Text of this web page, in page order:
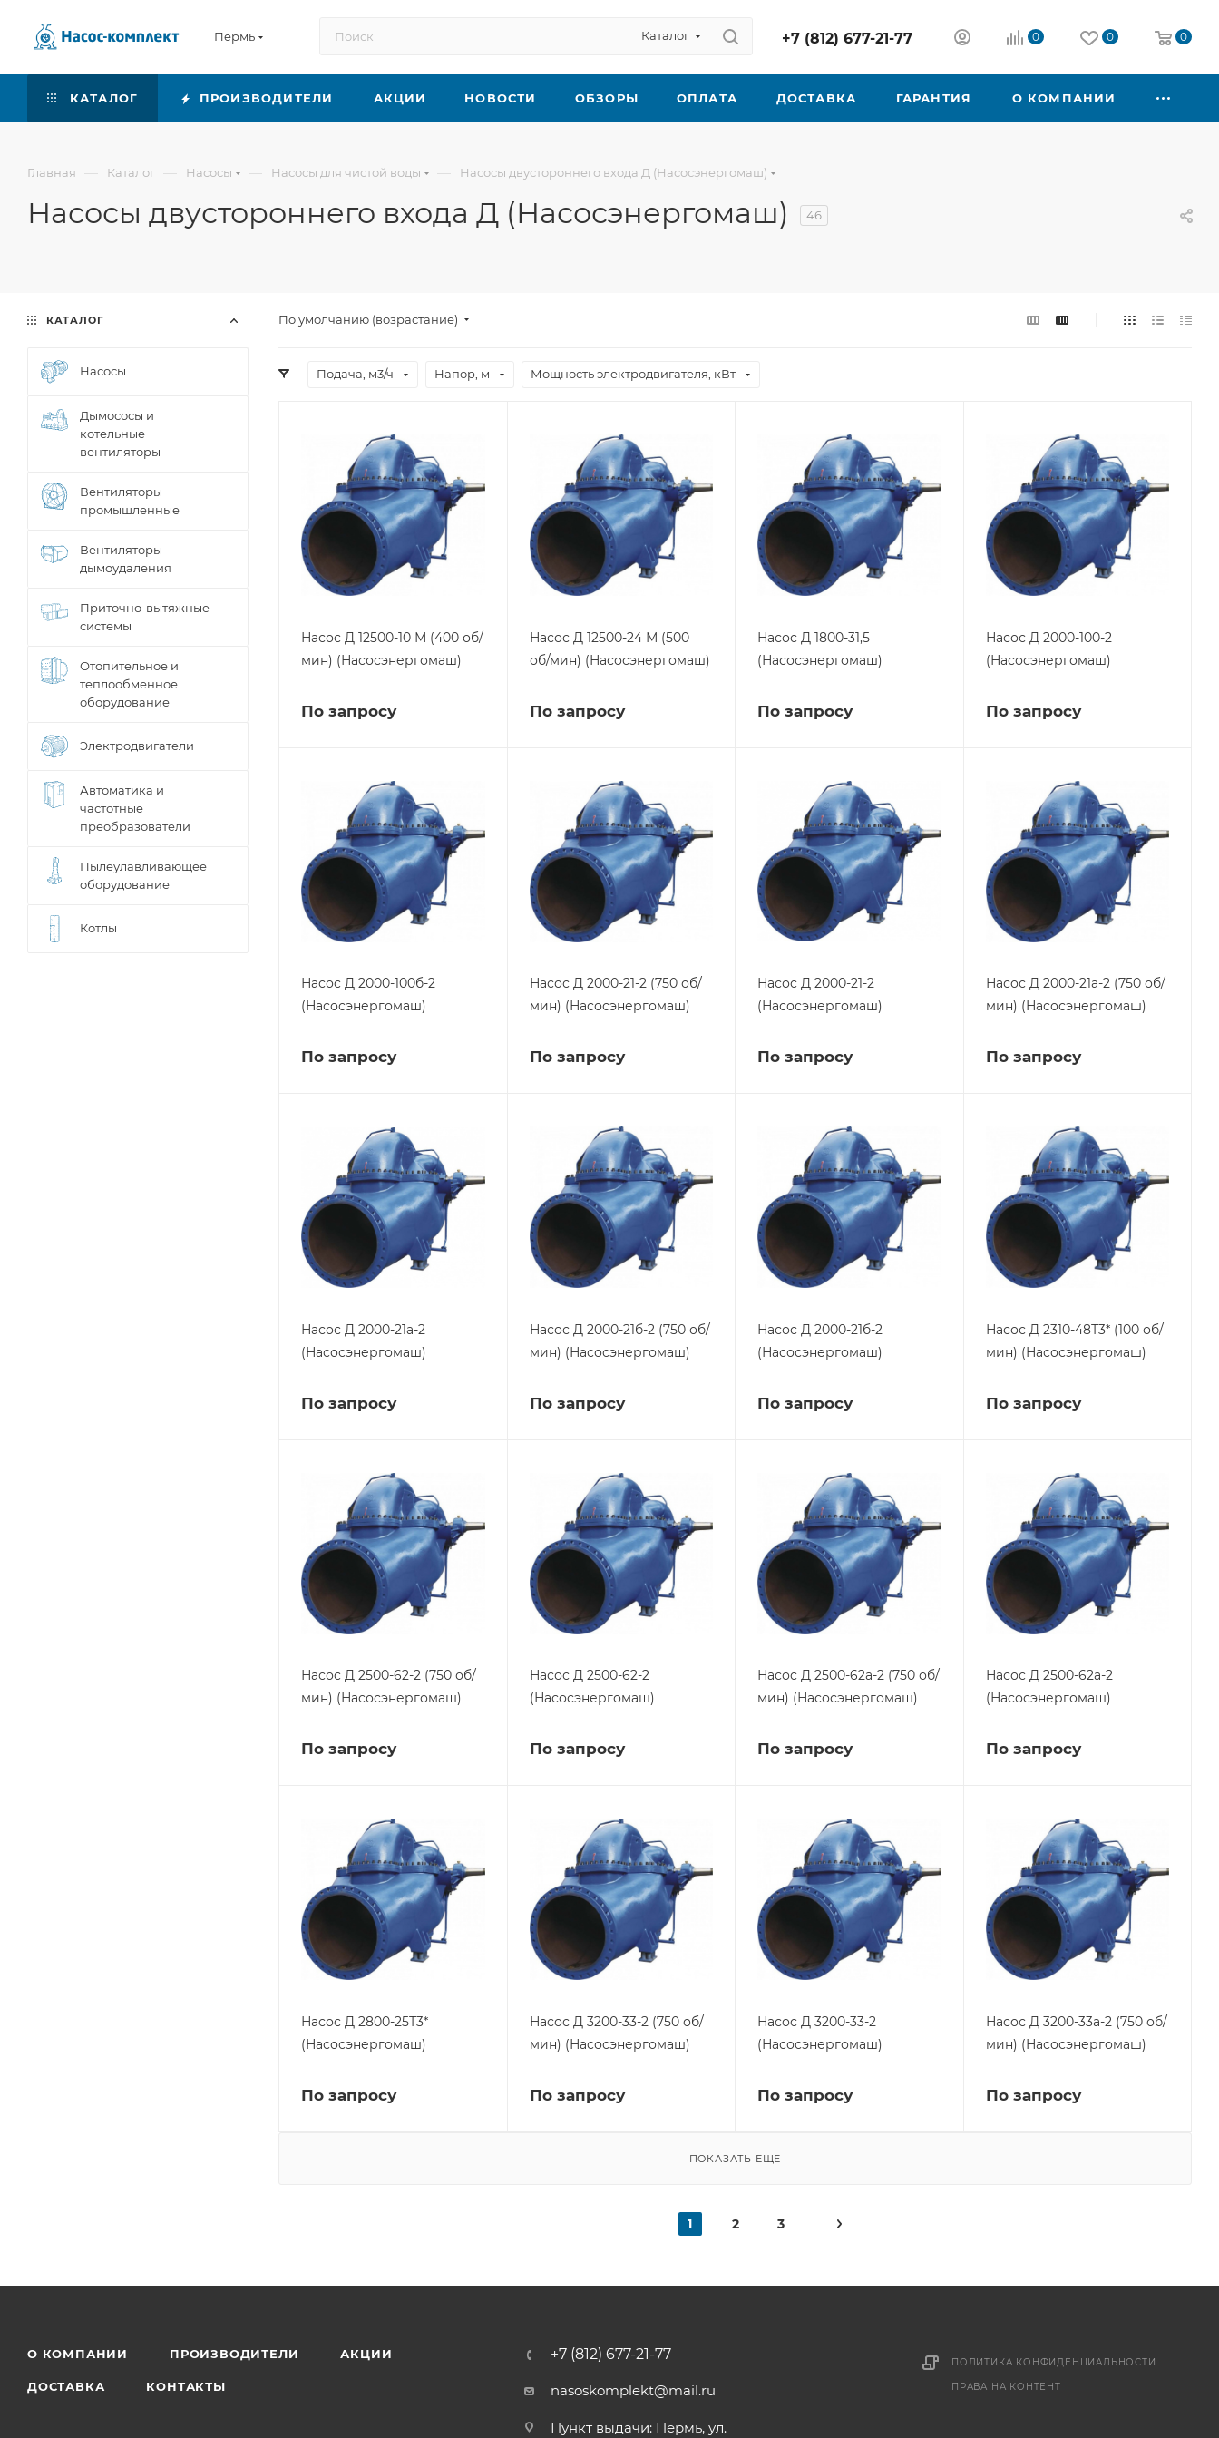
Пермь Каталог +7 (812) 677-21-77 0 0 0
КАТАЛОГ ПРОИЗВОДИТЕЛИ АКЦИИ НОВОСТИ ОБЗОРЫ ОПЛАТА ДОСТАВКА ГАРАНТИЯ О КОМПАНИИ
Главная — Каталог — Насосы — Насосы для чистой воды — Насосы двустороннего входа Д (Насосэнергомаш)
Насосы двустороннего входа Д (Насосэнергомаш) 46
По умолчанию (возрастание)
Подача, м3/ч Напор, м Мощность электродвигателя, кВт
Насос Д 12500-10 М (400 об/
мин) (Насосэнергомаш)
По запросу
Насос Д 12500-24 М (500
об/мин) (Насосэнергомаш)
По запросу
Насос Д 1800-31,5
(Насосэнергомаш)
По запросу
Насос Д 2000-100-2
(Насосэнергомаш)
По запросу
Насос Д 2000-100б-2
(Насосэнергомаш)
По запросу
Насос Д 2000-21-2 (750 об/
мин) (Насосэнергомаш)
По запросу
Насос Д 2000-21-2
(Насосэнергомаш)
По запросу
Насос Д 2000-21а-2 (750 об/
мин) (Насосэнергомаш)
По запросу
Насос Д 2000-21а-2
(Насосэнергомаш)
По запросу
Насос Д 2000-21б-2 (750 об/
мин) (Насосэнергомаш)
По запросу
Насос Д 2000-21б-2
(Насосэнергомаш)
По запросу
Насос Д 2310-48Т3* (100 об/
мин) (Насосэнергомаш)
По запросу
Насос Д 2500-62-2 (750 об/
мин) (Насосэнергомаш)
По запросу
Насос Д 2500-62-2
(Насосэнергомаш)
По запросу
Насос Д 2500-62а-2 (750 об/
мин) (Насосэнергомаш)
По запросу
Насос Д 2500-62а-2
(Насосэнергомаш)
По запросу
Насос Д 2800-25Т3*
(Насосэнергомаш)
По запросу
Насос Д 3200-33-2 (750 об/
мин) (Насосэнергомаш)
По запросу
Насос Д 3200-33-2
(Насосэнергомаш)
По запросу
Насос Д 3200-33а-2 (750 об/
мин) (Насосэнергомаш)
По запросу
ПОКАЗАТЬ ЕЩЕ
1 2 3
КАТАЛОГ
Насосы
Дымососы и
котельные
вентиляторы
Вентиляторы
промышленные
Вентиляторы
дымоудаления
Приточно-вытяжные
системы
Отопительное и
теплообменное
оборудование
Электродвигатели
Автоматика и
частотные
преобразователи
Пылеулавливающее
оборудование
Котлы
О КОМПАНИИ ПРОИЗВОДИТЕЛИ АКЦИИ
ДОСТАВКА КОНТАКТЫ
+7 (812) 677-21-77
nasoskomplekt@mail.ru
Пункт выдачи: Пермь, ул.
ПОЛИТИКА КОНФИДЕНЦИАЛЬНОСТИ
ПРАВА НА КОНТЕНТ